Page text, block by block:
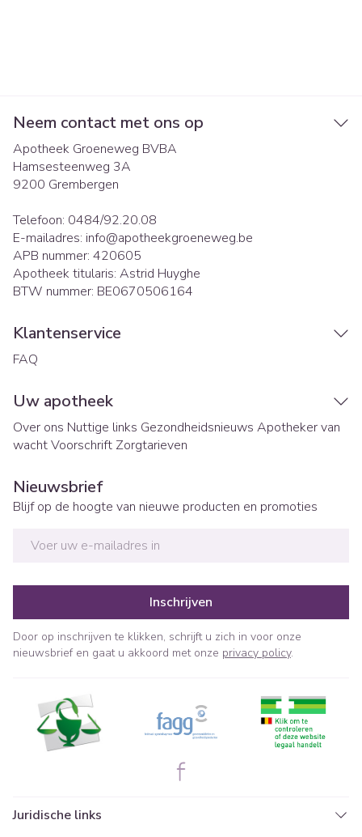
Neem contact met ons op
Apotheek Groeneweg BVBA
Hamsesteenweg 3A
9200 Grembergen
Telefoon: 0484/92.20.08
E-mailadres: info@apotheekgroeneweg.be
APB nummer: 420605
Apotheek titularis: Astrid Huyghe
BTW nummer: BE0670506164
Klantenservice
FAQ
Uw apotheek
Over ons Nuttige links Gezondheidsnieuws Apotheker van
wachtVoorschrift Zorgtarieven
Nieuwsbrief
Blijf op de hoogte van nieuwe producten en promoties
Inschrijven
Door op inschrijven te klikken, schrijft u zich in voor onze
nieuwsbrief en gaat u akkoord met onze privacy policy.
Juridische links